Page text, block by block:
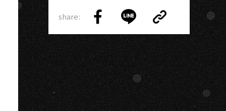
share:
on
Facebook
on
LINE
Link
Copy
Link